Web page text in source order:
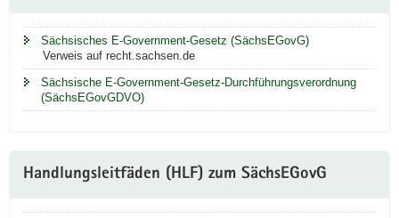
Sächsisches E-Government-Gesetz (SächsEGovG)
Verweis auf recht.sachsen.de
Sächsische E-Government-Gesetz-Durchführungsverordnung
(SächsEGovGDVO)
Handlungsleitfäden (HLF) zum SächsEGovG